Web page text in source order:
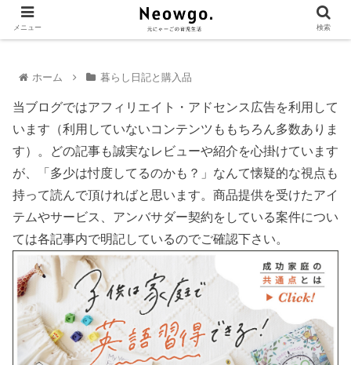
ホーム 暮らし日記と購入品
当ブログではアフィリエイト・アドセンス広告を利用して
います（利用していないコンテンツももちろん多数ありま
す）。どの記事も誠実なレビューや紹介を心掛けています
が、「多少は忖度してるのかも？」なんて懐疑的な視点も
持って読んで頂ければと思います。商品提供を受けたアイ
テムやサービス、アンバサダー契約をしている案件につい
ては各記事内で明記しているのでご確認下さい。
メニュー 検索